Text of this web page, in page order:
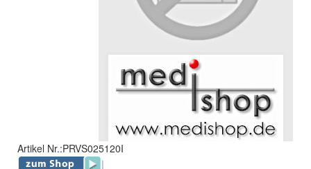
Artikel Nr.:PRVS025120I